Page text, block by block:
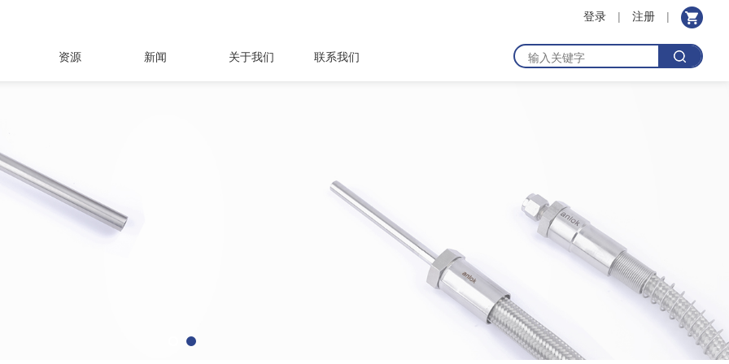
登录 | 注册 |
资源 新闻 关于我们 联系我们